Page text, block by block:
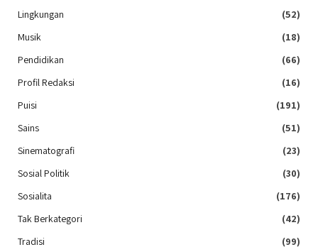
Lingkungan
(52)
Musik
(18)
Pendidikan
(66)
Profil Redaksi
(16)
Puisi
(191)
Sains
(51)
Sinematografi
(23)
Sosial Politik
(30)
Sosialita
(176)
Tak Berkategori
(42)
Tradisi
(99)